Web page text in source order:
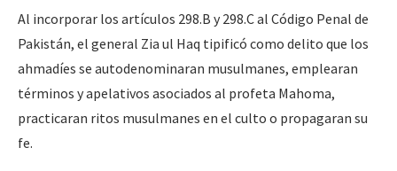
Al incorporar los artículos 298.B y 298.C al Código Penal de
Pakistán, el general Zia ul Haq tipificó como delito que los
ahmadíes se autodenominaran musulmanes, emplearan
términos y apelativos asociados al profeta Mahoma,
practicaran ritos musulmanes en el culto o propagaran su
fe.